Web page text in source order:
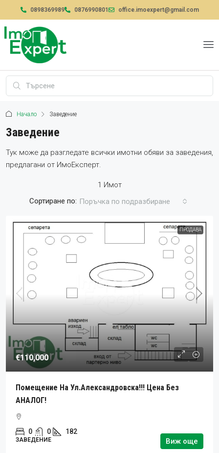
0898369989 0876990801 office.imoexpert@gmail.com
Начало Заведение
Заведение
Тук може да разгледате всички имотни обяви за заведения,
предлагани от ИмоЕксперт.
1 Имот
Сортиране по: Поръчка по подразбиране
ПРОДАВА
€110,000
Помещение На Ул.Александровска!!! Цена Без
АНАЛОГ!
0 0 182
ЗАВЕДЕНИЕ Виж още